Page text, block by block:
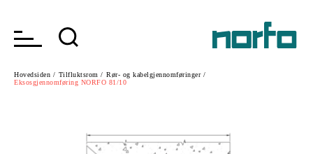
Hovedsiden / Tilfluktsrom / Rør- og kabelgjennomføringer /
Eksosgjennomføring NORFO 81/10